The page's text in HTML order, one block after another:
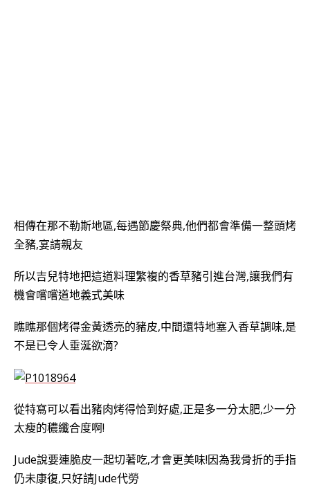
相傳在那不勒斯地區,每遇節慶祭典,他們都會準備一整頭烤
全豬,宴請親友
所以吉兒特地把這道料理繁複的香草豬引進台灣,讓我們有
機會嚐嚐道地義式美味
瞧瞧那個烤得金黃透亮的豬皮,中間還特地塞入香草調味,是
不是已令人垂涎欲滴?
從特寫可以看出豬肉烤得恰到好處,正是多一分太肥,少一分
太瘦的穠纖合度啊!
Jude說要連脆皮一起切著吃,才會更美味!因為我骨折的手指
仍未康復,只好請Jude代勞